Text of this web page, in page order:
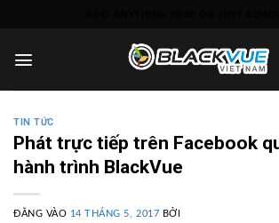
TIN TỨC
Phát trực tiếp trên Facebook
hành trình BlackVue
ĐĂNG VÀO 14 THÁNG 5, 2017 BỞI